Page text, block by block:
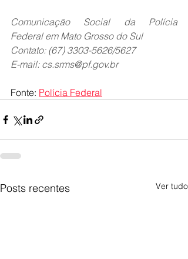
Comunicação Social da Polícia
Federal em Mato Grosso do Sul
Contato: (67) 3303-5626/5627
E-mail: cs.srms@pf.gov.br
Fonte: Polícia Federal
Posts recentes Ver tudo